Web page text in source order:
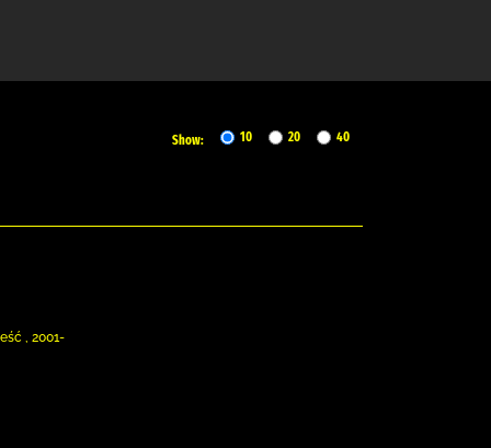
Show: 10 20 40
, 2001-